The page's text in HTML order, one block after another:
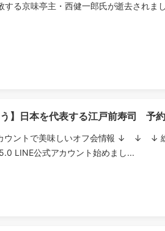
する京味亭主・西健一郎氏が逝去されま
う】日本を代表する江戸前寿司
ウントで美味しいオフ会情報 ↓ ↓ ↓
LINE公式アカウント始めまし...